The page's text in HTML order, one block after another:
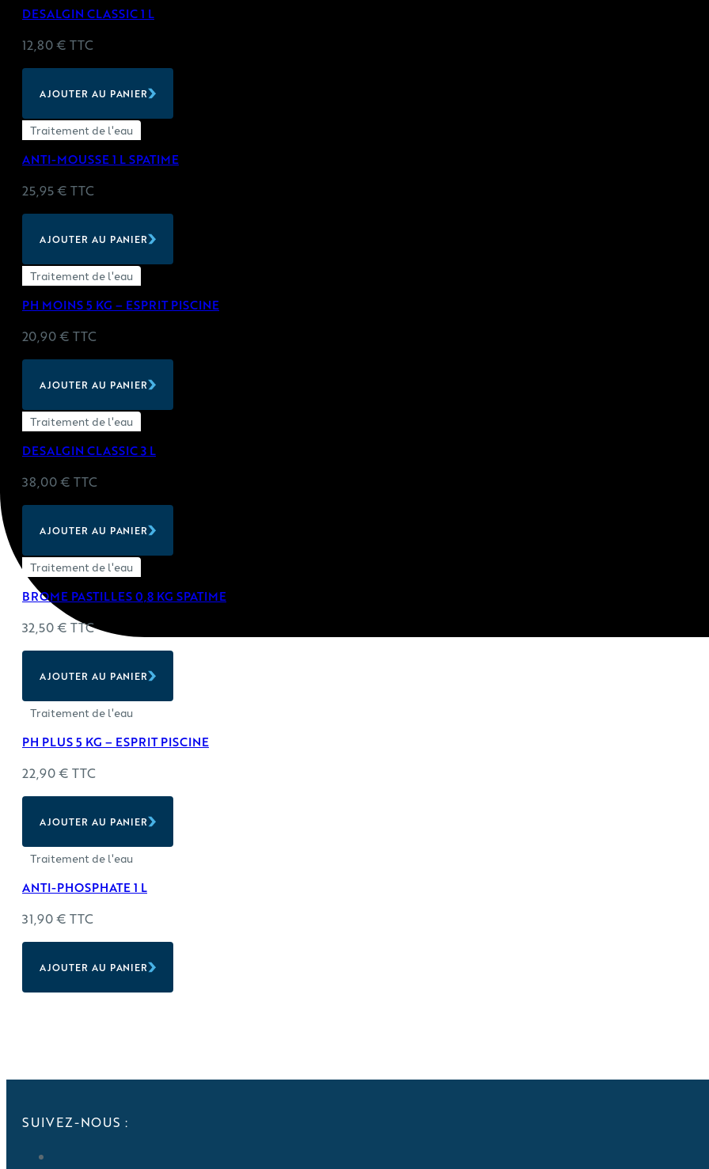
DESALGIN CLASSIC 1 L
12,80€ TTC
AJOUTER AU PANIER
Traitement de l'eau
ANTI-MOUSSE 1 L SPATIME
25,95€ TTC
AJOUTER AU PANIER
Traitement de l'eau
PH MOINS 5 KG – ESPRIT PISCINE
20,90€ TTC
AJOUTER AU PANIER
Traitement de l'eau
DESALGIN CLASSIC 3 L
38,00€ TTC
AJOUTER AU PANIER
Traitement de l'eau
BROME PASTILLES 0,8 KG SPATIME
32,50€ TTC
AJOUTER AU PANIER
Traitement de l'eau
PH PLUS 5 KG – ESPRIT PISCINE
22,90€ TTC
AJOUTER AU PANIER
Traitement de l'eau
ANTI-PHOSPHATE 1 L
31,90€ TTC
AJOUTER AU PANIER
SUIVEZ-NOUS :